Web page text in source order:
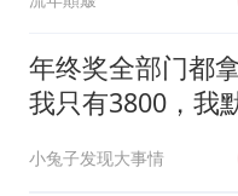
年终奖全部门都
我只有3800，我
受，七天后合同
职
小兔子发现大事情